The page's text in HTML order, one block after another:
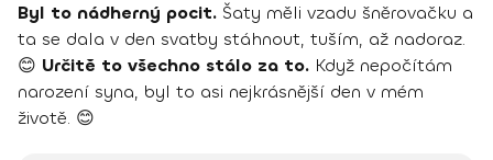
Byl to nádherný pocit. Šaty měli vzadu šněrovačku a
ta se dala v den svatby stáhnout, tuším, až nadoraz.
😊 Určitě to všechno stálo za to. Když nepočítám
narození syna, byl to asi nejkrásnější den v mém
životě. 😊